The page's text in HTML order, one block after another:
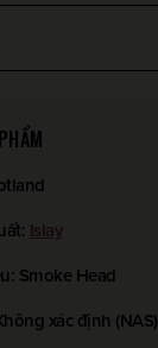
: Islay
: Smoke Head
xác định (NAS)